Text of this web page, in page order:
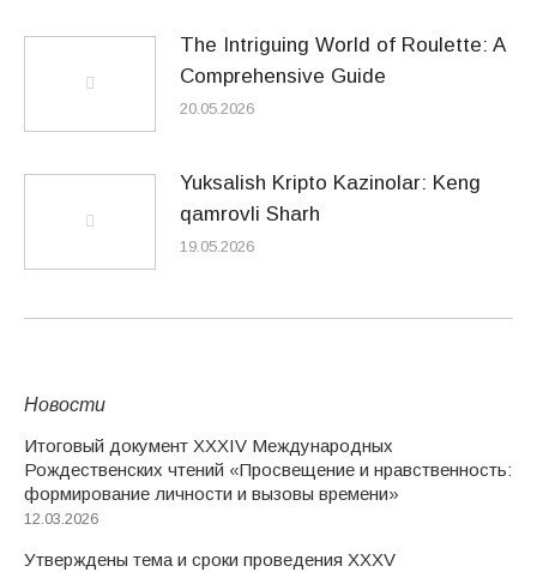
The Intriguing World of Roulette: A
Comprehensive Guide
20.05.2026
Yuksalish Kripto Kazinolar: Keng
qamrovli Sharh
19.05.2026
Новости
Итоговый документ XXХIV Международных
Рождественских чтений «Просвещение и нравственность:
формирование личности и вызовы времени»
12.03.2026
Утверждены тема и сроки проведения XXXV